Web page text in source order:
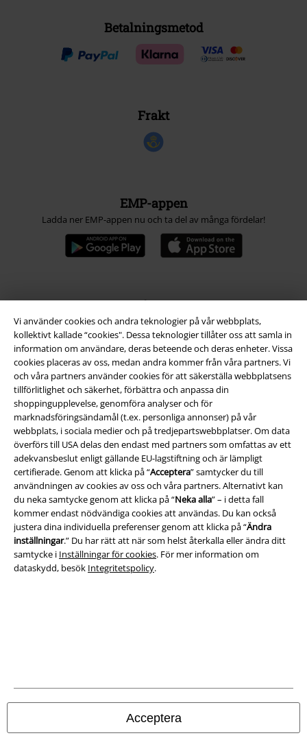
Vi använder cookies och andra teknologier på vår webbplats,
kollektivt kallade “cookies". Dessa teknologier tillåter oss att samla in
information om användare, deras beteende och deras enheter. Vissa
cookies placeras av oss, medan andra kommer från våra partners. Vi
och våra partners använder cookies för att säkerställa webbplatsens
tillförlitlighet och säkerhet, förbättra och anpassa din
shoppingupplevelse, genomföra analyser och för
marknadsföringsändamål (t.ex. personliga annonser) på vår
webbplats, i sociala medier och på tredjepartswebbplatser. Om data
överförs till USA delas den endast med partners som omfattas av ett
adekvansbeslut enligt gällande EU-lagstiftning och är lämpligt
certifierade. Genom att klicka på “Acceptera” samtycker du till
användningen av cookies av oss och våra partners. Alternativt kan
du neka samtycke genom att klicka på “Neka alla” – i detta fall
kommer endast nödvändiga cookies att användas. Du kan också
justera dina individuella preferenser genom att klicka på “Ändra
inställningar.” Du har rätt att när som helst återkalla eller ändra ditt
samtycke i Inställningar för cookies. För mer information om
dataskydd, besök Integritetspolicy.
Acceptera
Betalningsmetod
Frakt
EMP-appen
Ladda ner EMP-appen nu och ta del av många fördelar!
A Warner Music Group Company
Juridisk information/Villkor
Villkor
Om oss